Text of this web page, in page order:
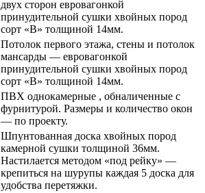
двух сторон евровагонкой
принудительной сушки хвойных пород
сорт «В» толщиной 14мм.
Потолок первого этажа, стены и потолок
мансарды — евровагонкой
принудительной сушки хвойных пород
сорт «В» толщиной 14мм.
ПВХ однокамерные , обналиченные с
фурнитурой. Размеры и количество окон
— по проекту.
Шпунтованная доска хвойных пород
камерной сушки толщиной 36мм.
Настилается методом «под рейку» —
крепиться на шурупы каждая 5 доска для
удобства перетяжки.